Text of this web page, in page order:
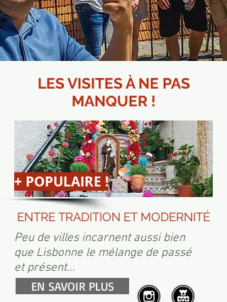
LES VISITES À NE PAS
MANQUER !
+ POPULAIRE !
ENTRE TRADITION ET MODERNITÉ
Peu de villes incarnent aussi bien
que Lisbonne le mélange de passé
et présent...
EN SAVOIR PLUS